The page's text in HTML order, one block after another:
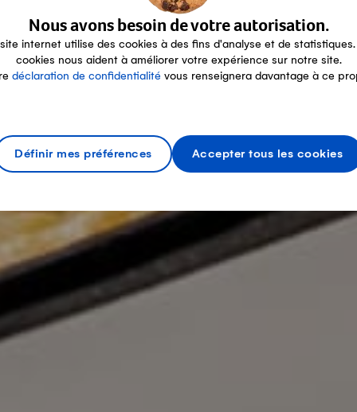
Nous avons besoin de votre autorisation.
internet utilise des cookies à des fins d'analyse et de statistiques.
cookies nous aident à améliorer votre expérience sur notre site.
déclaration de confidentialité vous renseignera davantage à ce
Définir mes préférences Accepter tous les cookies